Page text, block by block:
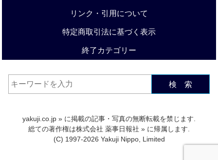
リンク・引用について
特定商取引法に基づく表示
終了カテゴリー
検 索
yakuji.co.jp » に掲載の記事・写真の無断転載を禁じます.
総ての著作権は株式会社 薬事日報社 » に帰属します.
(C) 1997-2026 Yakuji Nippo, Limited